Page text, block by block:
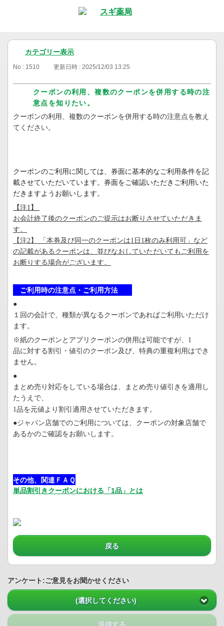
カテゴリー表示
No : 1510 更新日時 : 2025/12/03 13:25
クーポンの利用、複数のクーポンを併用する時の注
意点を知りたい。
クーポンの利用、複数のクーポンを併用する時の注意点を教え
てください。
クーポンのご利用に関しては、券面に基本的なご利用条件を記
載させていただいています。券面をご確認いただきご利用いた
だきますようお願いします。
【注1】
お会計終了後のクーポンのご提示はお断りさせていただきま
す。
【注2】 「本券及び同一のクーポンは1日1枚のみ利用可」など
の記載があるクーポンは、並びなおしていただいてもご利用を
お断りする場合がございます。
ご利用時の注意点・ご利用方法
●
１回の会計で、種類が異なるクーポンであればご利用いただけ
ます。
※紙のクーポンとアプリクーポンの併用は可能ですが、 1
品に対する割引・値引のクーポン及び、特典の重複利用はでき
ません。
●
まとめ売り対応をしている場合は、まとめ売り値引きを適用し
たうえで、
1品を元値より割引適用させていただきます。
●ジャパン店舗でのご利用については、クーポンの対象店舗で
あるかのご確認をお願いします。
その他、関連ＦＡＱ
単品割引きクーポンにおける「1品」とは
戻る
アンケート:ご意見をお聞かせください
(選択してください)